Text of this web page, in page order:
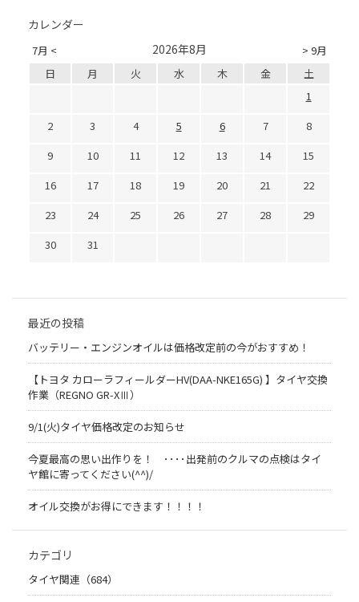
カレンダー
7月 < > 9月
2026年8月
日 月 火 水 木 金
土
1
2
3 4 5 6 7
8
9
10 11 12 13 14
15
16
17 18 19 20 21
22
23
24 25 26 27 28
29
30
31
最近の投稿
バッテリー・エンジンオイルは価格改定前の今がおすすめ！
【トヨタ カローラフィールダーHV(DAA-NKE165G) 】タイヤ交換
作業（REGNO GR-XⅢ）
9/1(火)タイヤ価格改定のお知らせ
今夏最高の思い出作りを！ ････出発前のクルマの点検はタイ
ヤ館に寄ってください(^^)/
オイル交換がお得にできます！！！！
カテゴリ
タイヤ関連（684）